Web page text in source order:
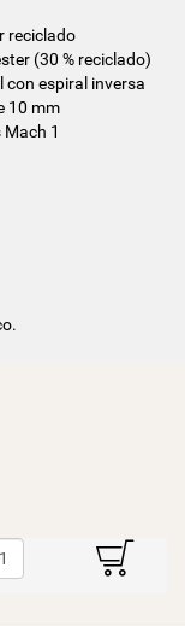
reciclado
(30 % reciclado)
con espiral inversa
10 mm
1
B